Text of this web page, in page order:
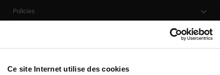
Ce site Internet utilise des cookies
Policies
Customer Care
Stay Connected!